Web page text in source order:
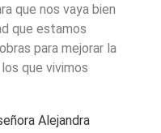
que nos vaya bien
que estamos
para mejorar la
que vivimos
Alejandra